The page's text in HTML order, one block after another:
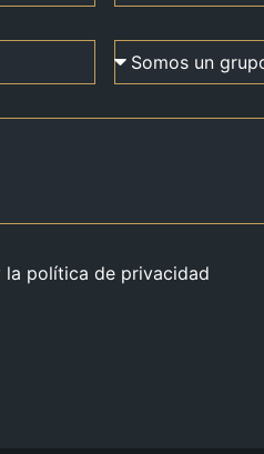
la política de privacidad